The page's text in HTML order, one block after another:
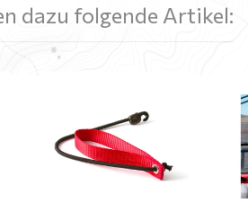
dazu folgende Artikel: